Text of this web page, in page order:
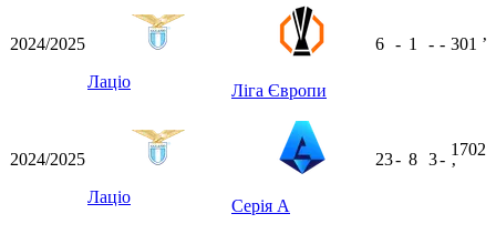
2024/2025
Лаціо
Ліга Європи
6 - 1 - - 301 ʼ
2024/2025
Лаціо
Серія А
23- 8 3-
1702
ʼ